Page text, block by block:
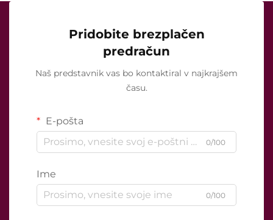
Pridobite brezplačen
predračun
Naš predstavnik vas bo kontaktiral v najkrajšem
času.
E-pošta
0/100
Ime
0/100